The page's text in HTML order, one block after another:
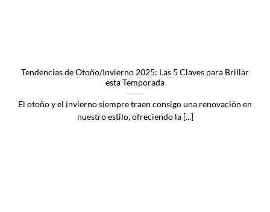
Tendencias de Otoño/Invierno 2025: Las 5 Claves para Brillar
esta Temporada
El otoño y el invierno siempre traen consigo una renovación en
nuestro estilo, ofreciendo la [...]